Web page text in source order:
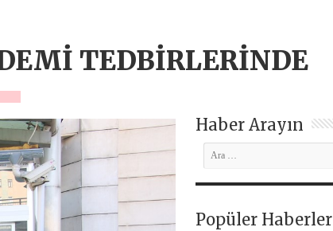
TEDBİRLERİNDE
Haber Arayın
Popüler Haberler